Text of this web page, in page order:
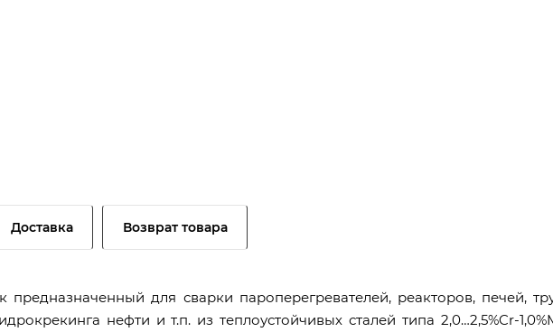
Доставка Возврат товара
для сварки пароперегревателей, реакторов, печей,
нефти и т.п. из теплоустойчивых сталей типа 2,0…2,5%Cr-